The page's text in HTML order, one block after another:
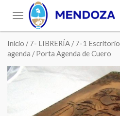
Toggle
navigation
Inicio /7- LIBRERÍA /7-1 Escritorio
agenda / Porta Agenda de Cuero